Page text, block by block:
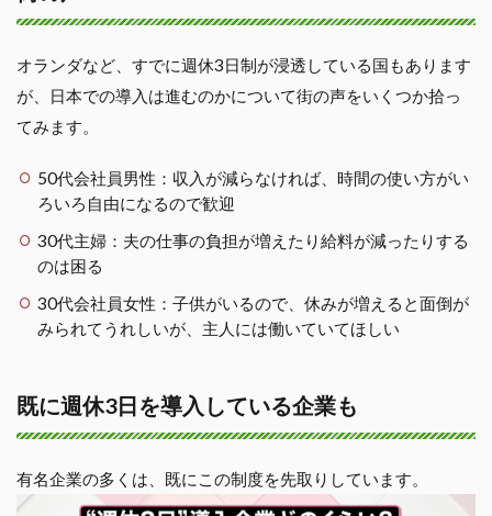
オランダなど、すでに週休3日制が浸透している国もあります
が、日本での導入は進むのかについて街の声をいくつか拾っ
てみます。
50代会社員男性：収入が減らなければ、時間の使い方がい
ろいろ自由になるので歓迎
30代主婦：夫の仕事の負担が増えたり給料が減ったりする
のは困る
30代会社員女性：子供がいるので、休みが増えると面倒が
みられてうれしいが、主人には働いていてほしい
既に週休3日を導入している企業も
有名企業の多くは、既にこの制度を先取りしています。